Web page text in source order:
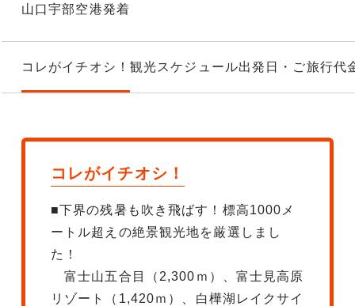
山口宇部空港発着
コレがイチオシ！ 観光スケジュール出発日・ご旅行代
コレがイチオシ！
■下界の残暑も吹き飛ばす！標高1000メ
ートル超えの絶景観光地を厳選しまし
た！
富士山五合目（2,300ｍ）、富士見高原
リゾート（1,420ｍ）、白樺湖レイクサイ